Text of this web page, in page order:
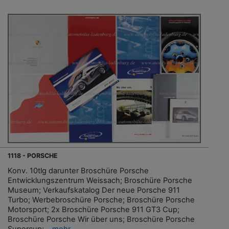
1118 - PORSCHE
Konv. 10tlg darunter Broschüre Porsche
Entwicklungszentrum Weissach; Broschüre Porsche
Museum; Verkaufskatalog Der neue Porsche 911
Turbo; Werbebroschüre Porsche; Broschüre Porsche
Motorsport; 2x Broschüre Porsche 911 GT3 Cup;
Broschüre Porsche Wir über uns; Broschüre Porsche